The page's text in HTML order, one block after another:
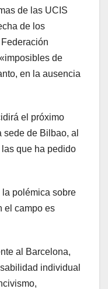
de las UCIS
de los
de
en la ausencia
el próximo
sede de Bilbao, al
que ha pedido
polémica sobre
el campo es
al Barcelona,
individual